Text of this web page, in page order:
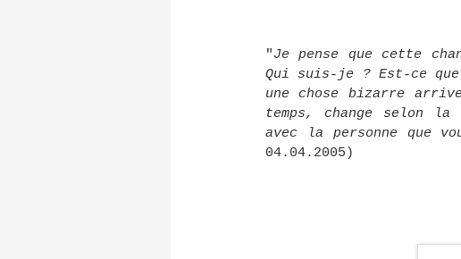
"Je pense que cette
Qui suis-je ? Est-ce que
une chose bizarre
temps, change selon la
avec la personne que
04.04.2005)